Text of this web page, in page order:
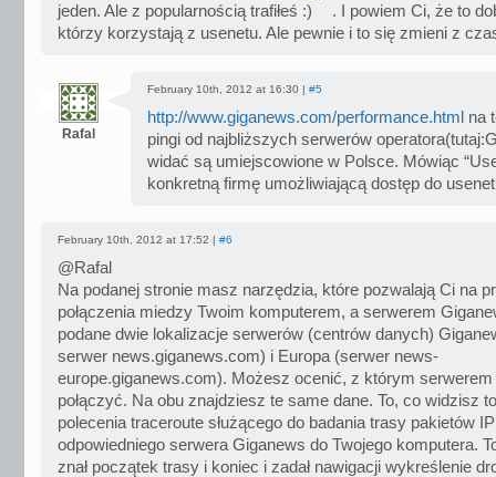
jeden. Ale z popularnością trafiłeś
. I powiem Ci, że to
którzy korzystają z usenetu. Ale pewnie i to się zmieni z
Rafal
February 10th, 2012 at 16:30 | #5
http://www.giganews.com/performance.html na
pingi od najbliższych serwerów
widać są umiejscowione w Polsce. Mówiąc
konkretną firmę umożliwiającą dostęp do
February 10th, 2012 at 17:52 | #6
@Rafal
Na podanej stronie masz narzędzia, które pozwalają Ci na
połączenia miedzy Twoim komputerem, a serwerem
podane dwie lokalizacje serwerów (centrów danych)
serwer news.giganews.com) i Europa (serwer news-
europe.giganews.com). Możesz ocenić, z którym serwerem
połączyć. Na obu znajdziesz te same dane. To, co widzisz
polecenia traceroute służącego do badania trasy pakietów
odpowiedniego serwera Giganews do Twojego komputera.
znał początek trasy i koniec i zadał nawigacji wykreślenie